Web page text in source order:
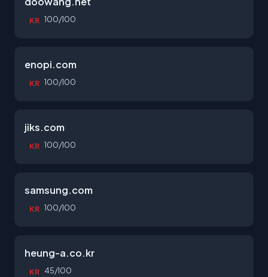
KR 100/100
enopi.com
KR 100/100
jiks.com
KR 100/100
samsung.com
KR 100/100
heung-a.co.kr
KR 45/100